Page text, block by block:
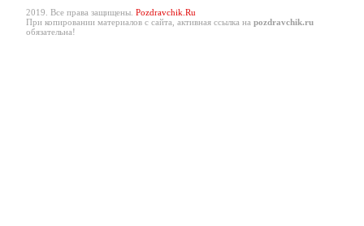
2019. Все права защищены. Pozdravchik.Ru
При копировании материалов с сайта, активная ссылка на pozdravchik.ru
обязательна!